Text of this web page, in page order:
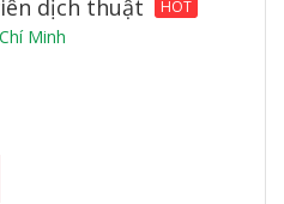
dịch thuật HOT
Minh